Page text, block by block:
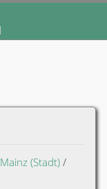
Mainz (Stadt) /